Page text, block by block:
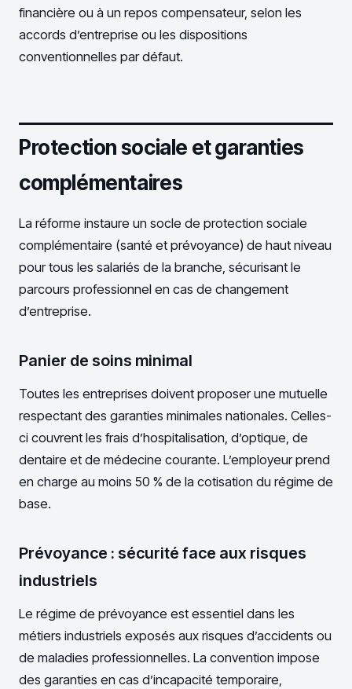
financière ou à un repos compensateur, selon les
accords d’entreprise ou les dispositions
conventionnelles par défaut.
Protection sociale et garanties
complémentaires
La réforme instaure un socle de protection sociale
complémentaire (santé et prévoyance) de haut niveau
pour tous les salariés de la branche, sécurisant le
parcours professionnel en cas de changement
d’entreprise.
Panier de soins minimal
Toutes les entreprises doivent proposer une mutuelle
respectant des garanties minimales nationales. Celles-
ci couvrent les frais d’hospitalisation, d’optique, de
dentaire et de médecine courante. L’employeur prend
en charge au moins 50 % de la cotisation du régime de
base.
Prévoyance : sécurité face aux risques
industriels
Le régime de prévoyance est essentiel dans les
métiers industriels exposés aux risques d’accidents ou
de maladies professionnelles. La convention impose
des garanties en cas d’incapacité temporaire,